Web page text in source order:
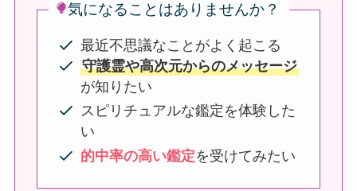
気になることはありませんか？
最近不思議なことがよく起こる
守護霊や高次元からのメッセージ
が知りたい
スピリチュアルな鑑定を体験した
い
的中率の高い鑑定を受けてみたい